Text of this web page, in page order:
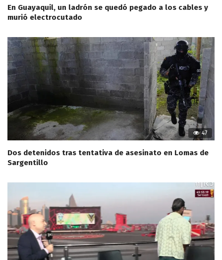
En Guayaquil, un ladrón se quedó pegado a los cables y
murió electrocutado
47
Dos detenidos tras tentativa de asesinato en Lomas de
Sargentillo